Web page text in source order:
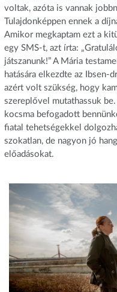
voltak, azóta is vannak
Tulajdonképpen ennek a
Amikor megkaptam ezt a
egy SMS-t, azt írta:
játszanunk!” A Mária
hatására elkezdte az Ibsen-
azért volt szükség, hogy
szereplővel mutathassuk
kocsma befogadott
fiatal tehetségekkel
szokatlan, de nagyon jó
előadásokat.